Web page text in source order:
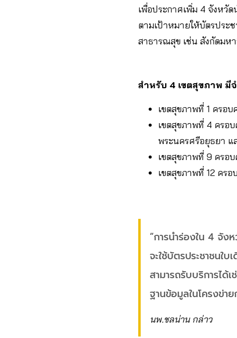
เพื่อประกาศเพิ่ม 4 จังหวัด
ตามเป้าหมายให้บัตรประ
สาธารณสุข เช่น สังกัดมห
สำหรับ 4 เขตสุขภาพ มี
เขตสุขภาพที่ 1 ครอ
เขตสุขภาพที่ 4 ครอ
พระนครศรีอยุธยา แ
เขตสุขภาพที่ 9 ครอ
เขตสุขภาพที่ 12 คร
“การนำร่องใน 4 จัง
จะใช้บัตรประชาชนใ
สามารถรับบริการได้
ฐานข้อมูลในโครงข่าย
นพ.ชลน่าน กล่าว